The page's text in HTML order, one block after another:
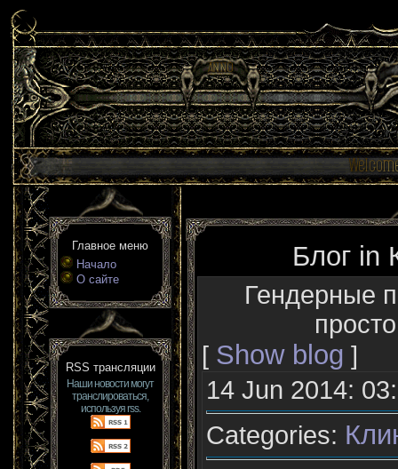
Главное меню
Начало
О сайте
RSS трансляции
Наши новости могут
транслироваться,
используя rss.
Блог in
Гендерные
[ Show blog ]
14 Jun 2014:
Categories: